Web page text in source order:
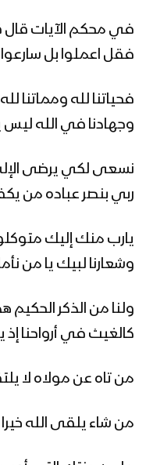
أهمية
1445هـ
خوفاً
ميادين
أنت المعني
في محكم الآيات قال
فقل اعملوا بل سارعوا
فحياتنا لله ومماتنا لله
وجهادنا في الله
نسعى لكي يرضى
ربي بنصر عباده من
يارب منك إليك
وشعارنا لبيك يا من
ولنا من الذكر الحكيم
كالغيث في أرواحنا
من تاه عن مولاه لا
من شاء يلقى الله